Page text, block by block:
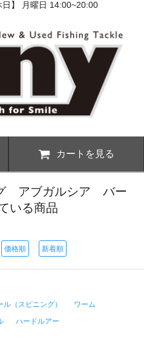
】 月曜日 14:00~20:00
カートを見る
グ アブガルシア バー
いる商品
価格順 新着順
ル（スピニング）
ワーム
ハードルアー